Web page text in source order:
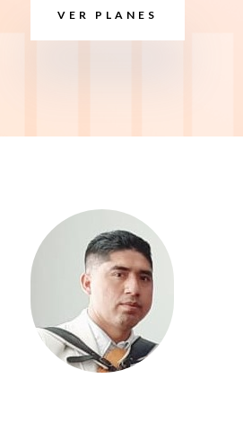
VER PLANES